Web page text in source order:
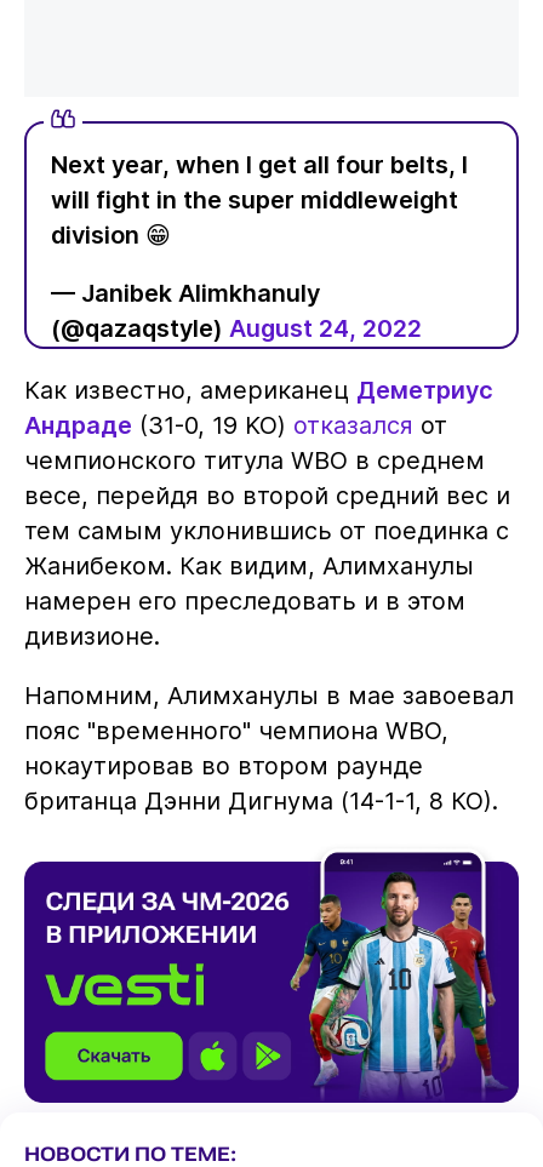
Next year, when I get all four belts, I
will fight in the super middleweight
division 😁
— Janibek Alimkhanuly
(@qazaqstyle) August 24, 2022
Как известно, американец Деметриус
Андраде (31-0, 19 KO) отказался от
чемпионского титула WBO в среднем
весе, перейдя во второй средний вес и
тем самым уклонившись от поединка с
Жанибеком. Как видим, Алимханулы
намерен его преследовать и в этом
дивизионе.
Напомним, Алимханулы в мае завоевал
пояс "временного" чемпиона WBO,
нокаутировав во втором раунде
британца Дэнни Дигнума (14-1-1, 8 КО).
НОВОСТИ ПО ТЕМЕ: